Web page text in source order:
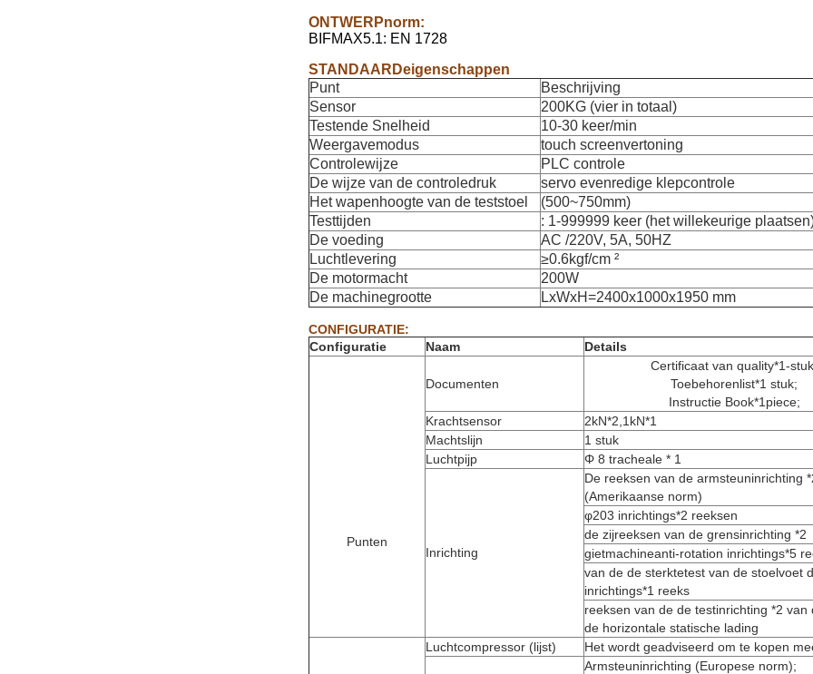
ONTWERPnorm:
BIFMAX5.1: EN 1728
STANDAARDeigenschappen
Punt
Beschrijving
Sensor
200KG (vier in totaal)
Testende Snelheid
10-30 keer/min
Weergavemodus
touch screenvertoning
Controlewijze
PLC controle
De wijze van de controledruk
servo evenredige klepcontrole
Het wapenhoogte van de teststoel
(500~750mm)
Testtijden
: 1-999999 keer (het willekeurige
De voeding
AC /220V, 5A, 50HZ
Luchtlevering
≥0.6kgf/cm ²
De motormacht
200W
De machinegrootte
LxWxH=2400x1000x1950 mm
CONFIGURATIE:
Configuratie
Naam Details
Punten
Documenten
Certificaat van quality*1-
Toebehorenlist*1 stuk;
Instructie Book*1piece;
Krachtsensor
2kN*2,1kN*1
Machtslijn
1 stuk
Luchtpijp
Φ 8 tracheale * 1
Inrichting
De reeksen van de armsteuninrichting
(Amerikaanse norm)
φ203 inrichtings*2 reeksen
de zijreeksen van de grensinrichting *2
gietmachineanti-rotation inrichtings*5
van de de sterktetest van de stoelvoet
inrichtings*1 reeks
reeksen van de de testinrichting *2 van
de horizontale statische lading
Luchtcompressor (lijst) Het wordt geadviseerd om te kopen
Armsteuninrichting (Europese norm);